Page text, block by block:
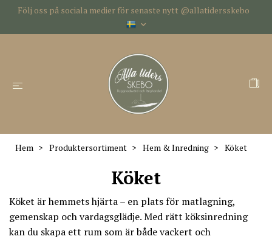
Följ oss på sociala medier för senaste nytt @allatidersskebo
Hem Produktersortiment Hem & Inredning Köket
Köket
Köket är hemmets hjärta – en plats för matlagning,
gemenskap och vardagsglädje. Med rätt köksinredning
kan du skapa ett rum som är både vackert och